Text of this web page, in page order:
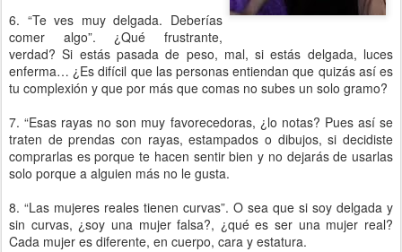
6. “Te ves muy delgada. Deberías
comer algo”. ¿Qué frustrante,
verdad? Si estás pasada de peso, mal, si estás delgada, luces
enferma… ¿Es difícil que las personas entiendan que quizás así es
tu complexión y que por más que comas no subes un solo gramo?
7. “Esas rayas no son muy favorecedoras, ¿lo notas? Pues así se
traten de prendas con rayas, estampados o dibujos, si decidiste
comprarlas es porque te hacen sentir bien y no dejarás de usarlas
solo porque a alguien más no le gusta.
8. “Las mujeres reales tienen curvas”. O sea que si soy delgada y
sin curvas, ¿soy una mujer falsa?, ¿qué es ser una mujer real?
Cada mujer es diferente, en cuerpo, cara y estatura.